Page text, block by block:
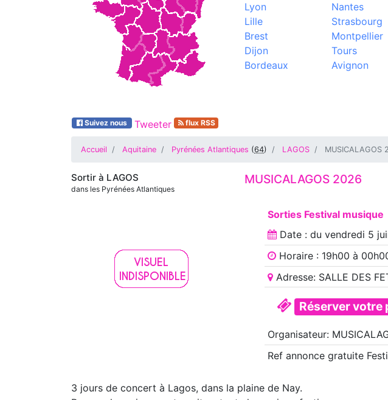
Lyon
Lille
Brest
Dijon
Bordeaux
Nantes
Strasbourg
Montpellier
Tours
Avignon
Suivez nous Tweeter flux RSS
Accueil Aquitaine Pyrénées Atlantiques (64) LAGOS MUSICALAGOS
Sortir à LAGOS
dans les Pyrénées Atlantiques
MUSICALAGOS 2026
Sorties Festival musique
Date : du vendredi 5
Horaire : 19h00 à
Adresse: SALLE DES
Réserver votre
Organisateur:
Ref annoncegratuite
3 jours de concert à Lagos, dans la plaine de Nay.